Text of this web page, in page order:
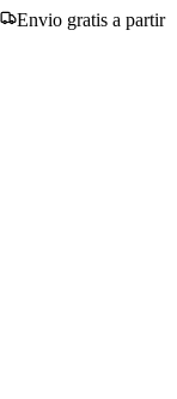
Envio gratis a partir